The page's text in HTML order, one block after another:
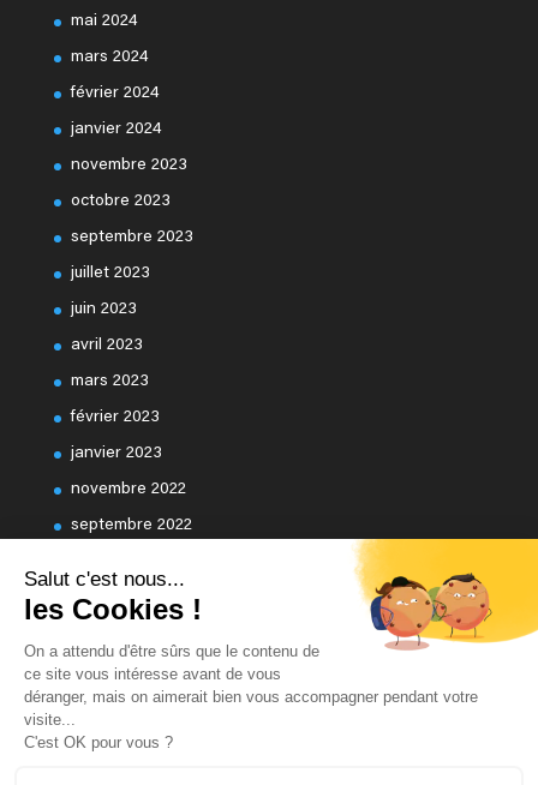
mai 2024
mars 2024
février 2024
janvier 2024
novembre 2023
octobre 2023
septembre 2023
juillet 2023
juin 2023
avril 2023
mars 2023
février 2023
janvier 2023
novembre 2022
septembre 2022
Salut c'est nous...
les Cookies !
On a attendu d'être sûrs que le contenu de
ce site vous intéresse avant de vous
déranger, mais on aimerait bien vous accompagner pendant votre
visite...
C'est OK pour vous ?